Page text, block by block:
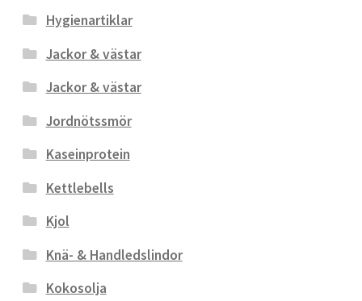
Hygienartiklar
Jackor & västar
Jackor & västar
Jordnötssmör
Kaseinprotein
Kettlebells
Kjol
Knä- & Handledslindor
Kokosolja